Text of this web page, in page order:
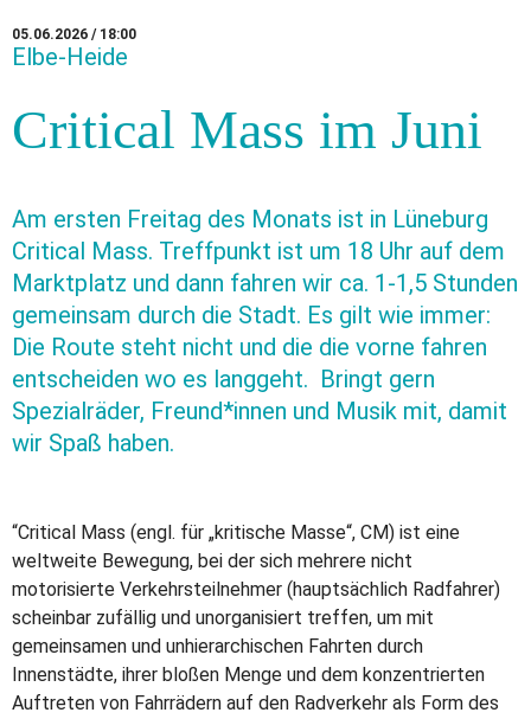
05.06.2026 / 18:00
Elbe-Heide
Critical Mass im Juni
Am ersten Freitag des Monats ist in Lüneburg
Critical Mass. Treffpunkt ist um 18 Uhr auf dem
Marktplatz und dann fahren wir ca. 1-1,5 Stunden
gemeinsam durch die Stadt. Es gilt wie immer:
Die Route steht nicht und die die vorne fahren
entscheiden wo es langgeht. Bringt gern
Spezialräder, Freund*innen und Musik mit, damit
wir Spaß haben.
“Critical Mass (engl. für „kritische Masse“, CM) ist eine
weltweite Bewegung, bei der sich mehrere nicht
motorisierte Verkehrsteilnehmer (hauptsächlich Radfahrer)
scheinbar zufällig und unorganisiert treffen, um mit
gemeinsamen und unhierarchischen Fahrten durch
Innenstädte, ihrer bloßen Menge und dem konzentrierten
Auftreten von Fahrrädern auf den Radverkehr als Form des